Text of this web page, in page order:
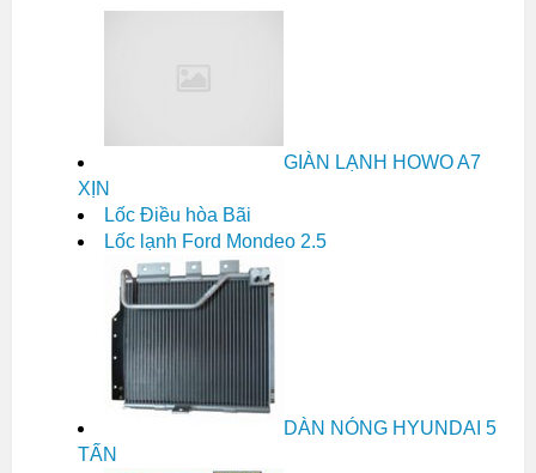
GIÀN LẠNH HOWO A7
XỊN
Lốc Điều hòa Bãi
Lốc lạnh Ford Mondeo 2.5
DÀN NÓNG HYUNDAI 5
TẤN